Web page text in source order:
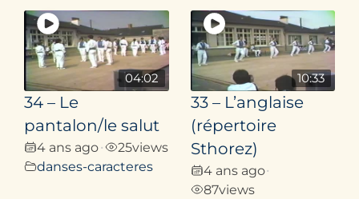
04:02
34 – Le
pantalon/le salut
4 ans ago• 25views
danses-caracteres
10:33
33 – L’anglaise
(répertoire
Sthorez)
4 ans ago•
87views